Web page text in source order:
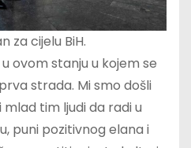
za cijelu BiH.
ovom stanju u kojem se
strada. Mi smo došli
tim ljudi da radi u
puni pozitivnog elana i